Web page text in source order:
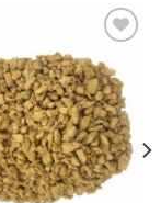
Adicionar
à lista.